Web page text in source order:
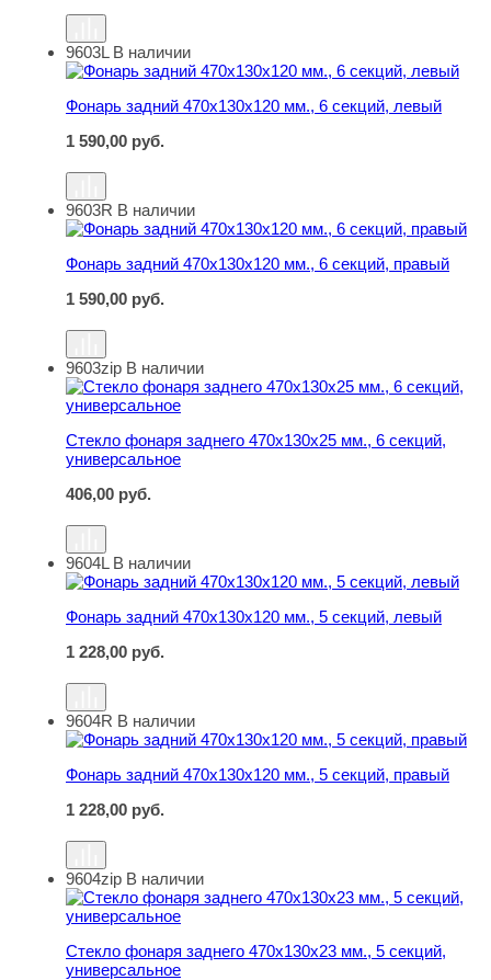
Фонарь задний 470х130х120 мм., 6 секций, левый
9603L В наличии
Фонарь задний 470х130х120 мм., 6 секций, левый
1 590,00 руб.
Фонарь задний 470х130х120 мм., 6 секций, правый
9603R В наличии
Фонарь задний 470х130х120 мм., 6 секций, правый
1 590,00 руб.
Стекло фонаря заднего 470х130х25 мм., 6 секций,
9603zip В наличии
Стекло фонаря заднего 470х130х25 мм., 6 секций,
универсальное
406,00 руб.
Фонарь задний 470х130х120 мм., 5 секций, левый
9604L В наличии
Фонарь задний 470х130х120 мм., 5 секций, левый
1 228,00 руб.
Фонарь задний 470х130х120 мм., 5 секций, правый
9604R В наличии
Фонарь задний 470х130х120 мм., 5 секций, правый
1 228,00 руб.
Стекло фонаря заднего 470х130х23 мм., 5 секций,
9604zip В наличии
Стекло фонаря заднего 470х130х23 мм., 5 секций,
универсальное